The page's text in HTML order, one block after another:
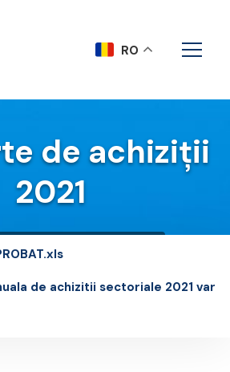
de achiziții
2021
Rapoarte de achiziții 2021
de achizitii sectoriale 2021 var
RO